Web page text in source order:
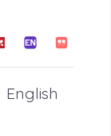
English